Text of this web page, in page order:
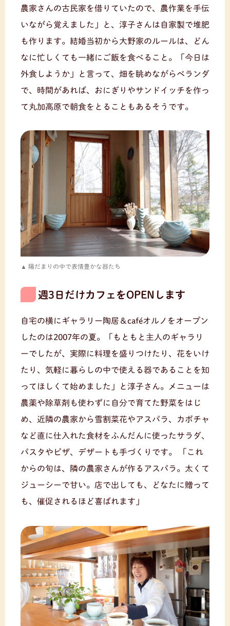
農家さんの古民家を借りていたので、農作業を手伝
いながら覚えました」と、淳子さんは自家製で堆肥
も作ります。結婚当初から大野家のルールは、どん
なに忙しくても一緒にご飯を食べること。「今日は
外食しようか」と言って、畑を眺めながらベランダ
で、時間があれば、おにぎりやサンドイッチを作っ
て丸加高原で朝食をとることもあるそうです。
陽だまりの中で表情豊かな器たち
週3日だけカフェをOPENします
自宅の横にギャラリー陶居＆caféオルノをオープン
したのは2007年の夏。「もともと主人のギャラリ
ーでしたが、実際に料理を盛りつけたり、花をいけ
たり、気軽に暮らしの中で使える器であることを知
ってほしくて始めました」と淳子さん。メニューは
農薬や除草剤も使わずに自分で育てた野菜をはじ
め、近隣の農家から雪割菜花やアスパラ、カボチャ
など直に仕入れた食材をふんだんに使ったサラダ、
パスタやピザ、デザートも手づくりです。
「これ
からの旬は、隣の農家さんが作るアスパラ。太くて
ジューシーで甘い。店で出しても、どなたに贈って
も、催促されるほど喜ばれます」